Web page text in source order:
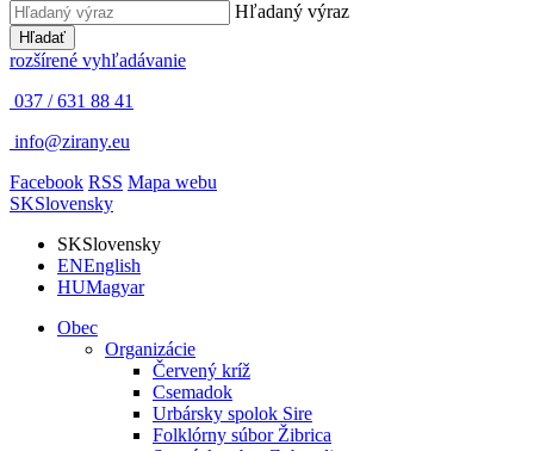
Hľadaný výraz
Hľadať
rozšírené vyhľadávanie
037 / 631 88 41
info@zirany.eu
Facebook RSS Mapa webu
SKSlovensky
SKSlovensky
ENEnglish
HUMagyar
Obec
Organizácie
Červený kríž
Csemadok
Urbársky spolok Sire
Folklórny súbor Žibrica